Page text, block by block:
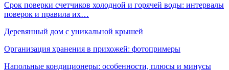
Срок поверки счетчиков холодной и горячей воды: интервалы
поверок и правила их…
Деревянный дом с уникальной крышей
Организация хранения в прихожей: фотопримеры
Напольные кондиционеры: особенности, плюсы и минусы